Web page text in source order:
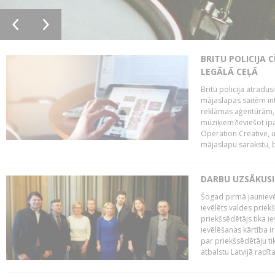
BRITU POLICIJA
LEGĀLĀ CEĻĀ
Britu policija
mājaslapas saitēm
reklāmas
mūziķiem?Ieviešot
Operation Creative,
mājaslapu sarakstu,
DARBU
Šogad pirmā
ievēlēts valdes
priekšsēdētājs tika
ievēlēšanas kārtība
par priekšsēdētāju
atbalstu Latvijā